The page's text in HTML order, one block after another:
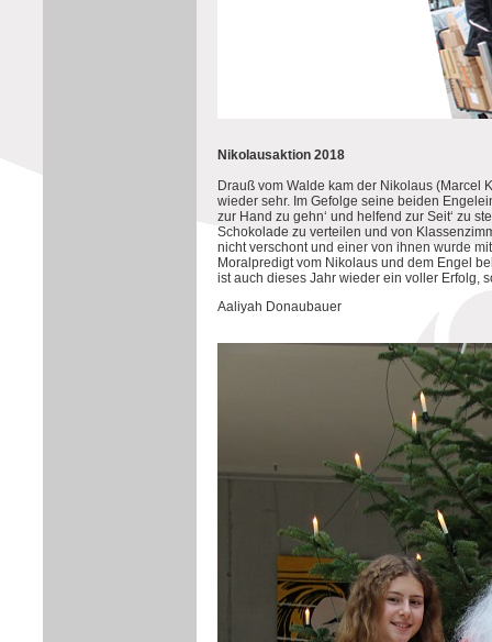
Nikolausaktion 2018
Drauß vom Walde kam der Nikolaus (Marcel
wieder sehr. Im Gefolge seine beiden
zur Hand zu gehn‘ und helfend zur Seit‘ zu
Schokolade zu verteilen und von
nicht verschont und einer von ihnen wurde
Moralpredigt vom Nikolaus und dem Engel
ist auch dieses Jahr wieder ein voller Erfolg,
Aaliyah Donaubauer